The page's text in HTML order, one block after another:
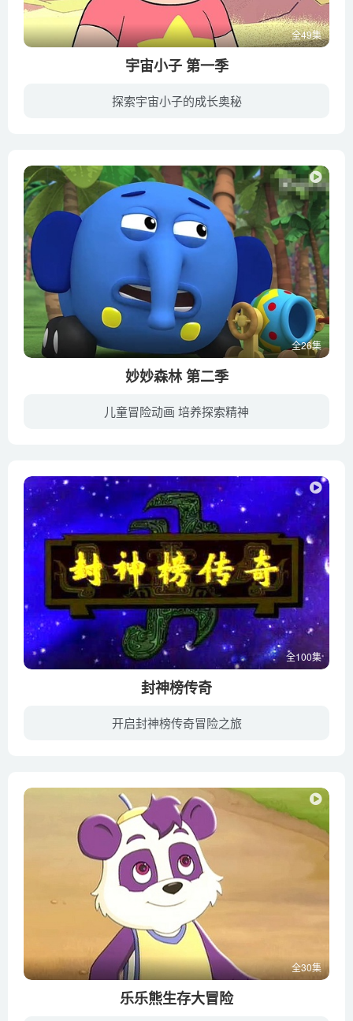
全49集
宇宙小子 第一季
探索宇宙小子的成长奥秘
全26集
妙妙森林 第二季
儿童冒险动画 培养探索精神
全100集
封神榜传奇
开启封神榜传奇冒险之旅
全30集
乐乐熊生存大冒险